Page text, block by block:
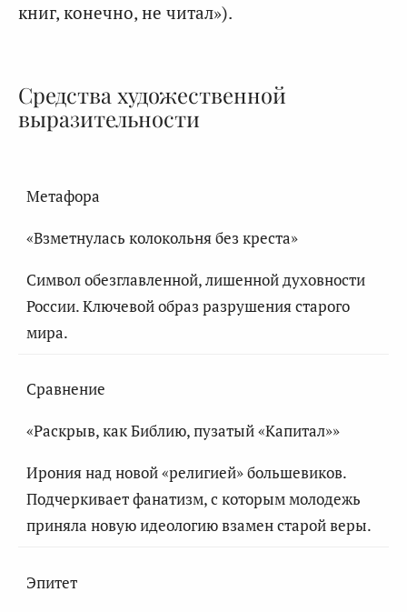
книг, конечно, не читал»).
Средства художественной
выразительности
Метафора
«Взметнулась колокольня без креста»
Символ обезглавленной, лишенной духовности
России. Ключевой образ разрушения старого
мира.
Сравнение
«Раскрыв, как Библию, пузатый «Капитал»»
Ирония над новой «религией» большевиков.
Подчеркивает фанатизм, с которым молодежь
приняла новую идеологию взамен старой веры.
Эпитет